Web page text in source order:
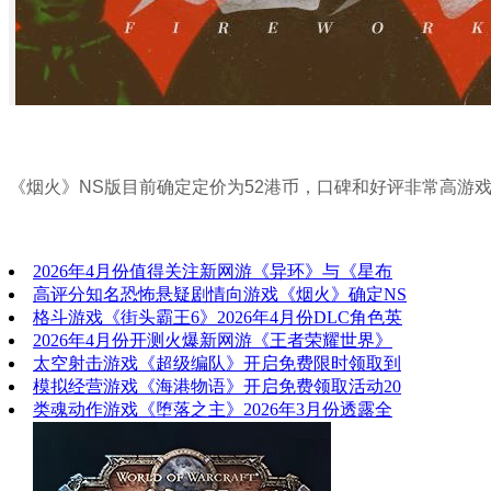
《烟火》NS版目前确定定价为52港币，口碑和好评非常高游
2026年4月份值得关注新网游《异环》与《星布
高评分知名恐怖悬疑剧情向游戏《烟火》确定NS
格斗游戏《街头霸王6》2026年4月份DLC角色英
2026年4月份开测火爆新网游《王者荣耀世界》
太空射击游戏《超级编队》开启免费限时领取到
模拟经营游戏《海港物语》开启免费领取活动20
类魂动作游戏《堕落之主》2026年3月份透露全